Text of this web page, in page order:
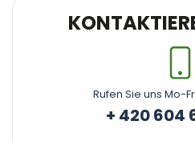
Rufen Sie uns Mo-
+ 420 604